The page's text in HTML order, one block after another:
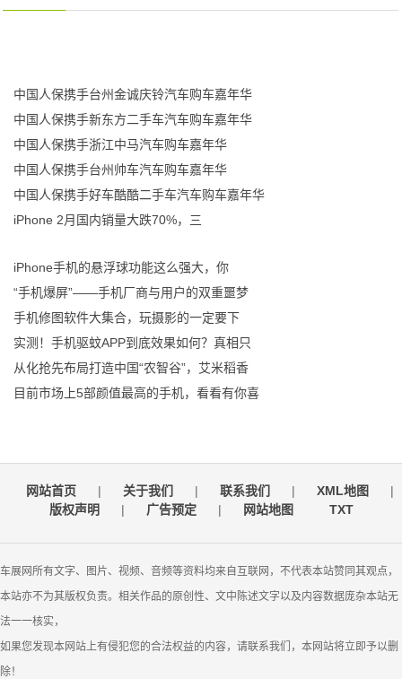
中国人保携手台州金诚庆铃汽车购车嘉年华
中国人保携手新东方二手车汽车购车嘉年华
中国人保携手浙江中马汽车购车嘉年华
中国人保携手台州帅车汽车购车嘉年华
中国人保携手好车酷酷二手车汽车购车嘉年华
iPhone 2月国内销量大跌70%，三
iPhone手机的悬浮球功能这么强大，你
“手机爆屏”——手机厂商与用户的双重噩梦
手机修图软件大集合，玩摄影的一定要下
实测！手机驱蚊APP到底效果如何？真相只
从化抢先布局打造中国“农智谷”，艾米稻香
目前市场上5部颜值最高的手机，看看有你喜
网站首页 | 关于我们 | 联系我们 | XML地图
|
版权声明
| 广告预定 | 网站地图 TXT
车展网所有文字、图片、视频、音频等资料均来自互联网，不代表本站赞同其观点，
本站亦不为其版权负责。相关作品的原创性、文中陈述文字以及内容数据庞杂本站无
法一一核实，
如果您发现本网站上有侵犯您的合法权益的内容，请联系我们，本网站将立即予以删
除！